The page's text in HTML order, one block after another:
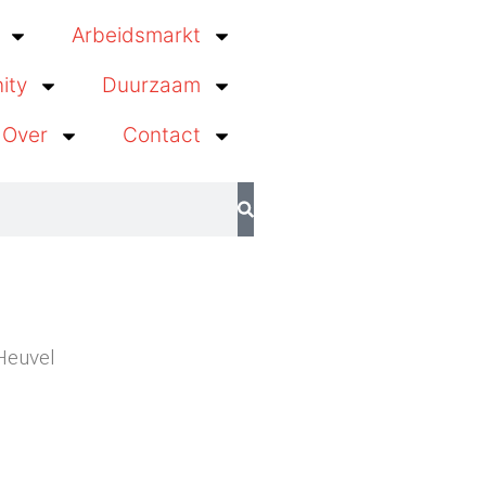
Arbeidsmarkt
Duurzaam
Over Contact